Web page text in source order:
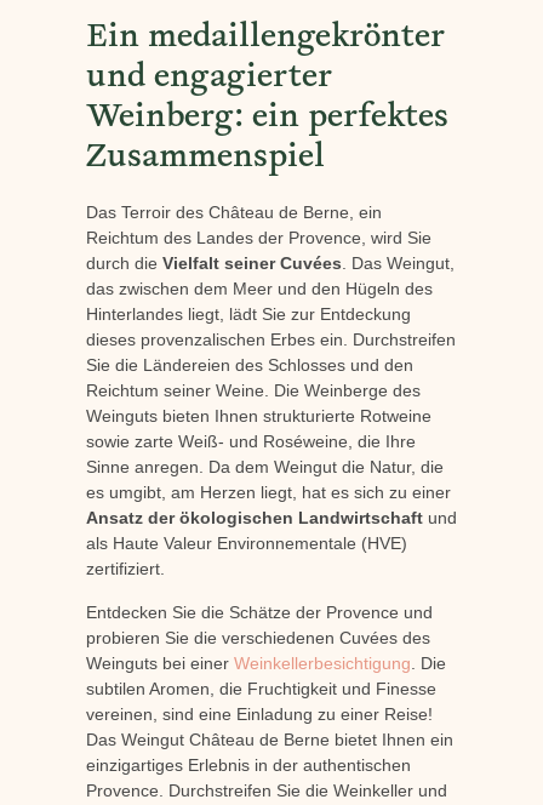
Ein medaillengekrönter
und engagierter
Weinberg: ein perfektes
Zusammenspiel
Das Terroir des Château de Berne, ein
Reichtum des Landes der Provence, wird Sie
durch die Vielfalt seiner Cuvées . Das Weingut,
das zwischen dem Meer und den Hügeln des
Hinterlandes liegt, lädt Sie zur Entdeckung
dieses provenzalischen Erbes ein. Durchstreifen
Sie die Ländereien des Schlosses und den
Reichtum seiner Weine. Die Weinberge des
Weinguts bieten Ihnen strukturierte Rotweine
sowie zarte Weiß- und Roséweine, die Ihre
Sinne anregen. Da dem Weingut die Natur, die
es umgibt, am Herzen liegt, hat es sich zu einer
Ansatz der ökologischen Landwirtschaftund
als Haute Valeur Environnementale (HVE)
zertifiziert.
Entdecken Sie die Schätze der Provence und
probieren Sie die verschiedenen Cuvées des
Weinguts bei einer Weinkellerbesichtigung . Die
subtilen Aromen, die Fruchtigkeit und Finesse
vereinen, sind eine Einladung zu einer Reise!
Das Weingut Château de Berne bietet Ihnen ein
einzigartiges Erlebnis in der authentischen
Provence. Durchstreifen Sie die Weinkeller und